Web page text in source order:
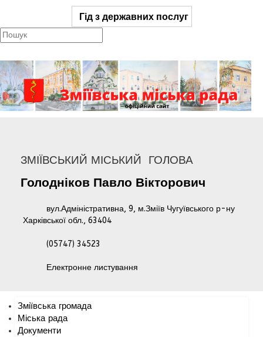
Гід з державних послуг
ЗМІЇВСЬКИЙ МІСЬКИЙ ГОЛОВА
Голодніков Павло Вікторович
вул.Адміністративна, 9, м.Зміїв Чугуївського р-ну
Харківської обл., 63404
(05747) 34523
Електронне листування
Зміївська громада
Міська рада
Документи